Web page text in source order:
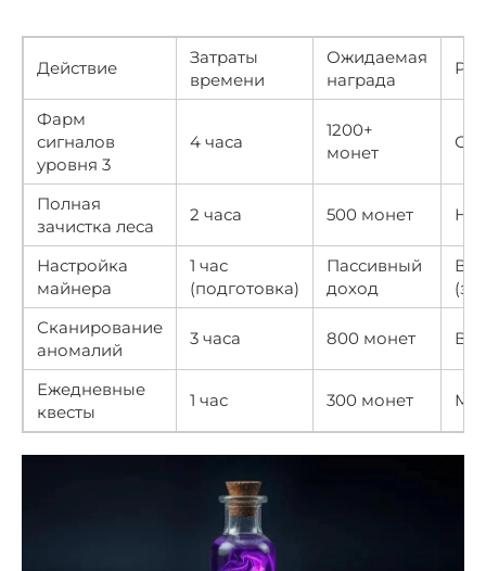
Действие
Затраты
времени
Ожидаемая
награда
Фарм
сигналов
уровня 3
4 часа
1200+
монет
Полная
зачистка леса
2 часа 500 монет
Настройка
майнера
1 час
(подготовка)
Пассивный
доход
Сканирование
аномалий
3 часа 800 монет
Ежедневные
квесты
1 час 300 монет